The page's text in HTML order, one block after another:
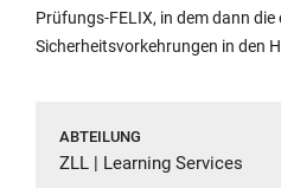
Prüfungs-FELIX, in dem dann
Sicherheitsvorkehrungen in den
ABTEILUNG
ZLL | Learning Services